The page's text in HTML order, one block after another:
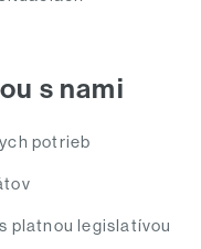
s nami
potrieb
platnou legislatívou